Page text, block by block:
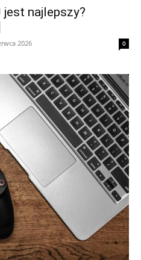
najlepszy?
2026 0